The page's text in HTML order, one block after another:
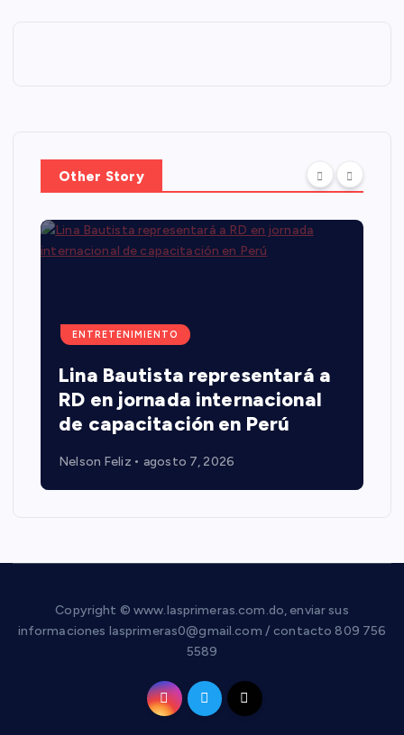
Other Story
ENTRETENIMIENTO
Lina Bautista representará a
RD en jornada internacional
de capacitación en Perú
Nelson Feliz agosto 7, 2026
Copyright © www.lasprimeras.com.do, enviar sus
informaciones lasprimeras0@gmail.com / contacto 809 756
5589